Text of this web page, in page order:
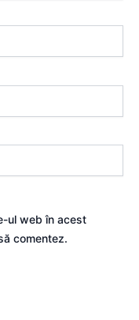
ul web în acest
comentez.